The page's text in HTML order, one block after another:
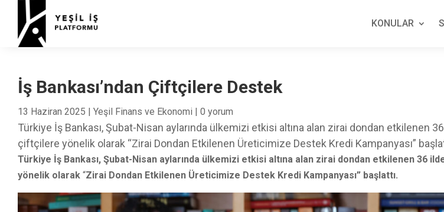
KONULAR
İş Bankası’ndan Çiftçilere Destek
13 Haziran 2025 | Yeşil Finans ve Ekonomi | 0 yorum
Türkiye İş Bankası, Şubat-Nisan aylarında ülkemizi etkisi altına alan zirai dondan etkilenen
çiftçilere yönelik olarak “Zirai Dondan Etkilenen Üreticimize Destek Kredi Kampanyası”
Türkiye İş Bankası, Şubat-Nisan aylarında ülkemizi etkisi altına alan zirai dondan etkilenen 36
yönelik olarak “Zirai Dondan Etkilenen Üreticimize Destek Kredi Kampanyası” başlattı.